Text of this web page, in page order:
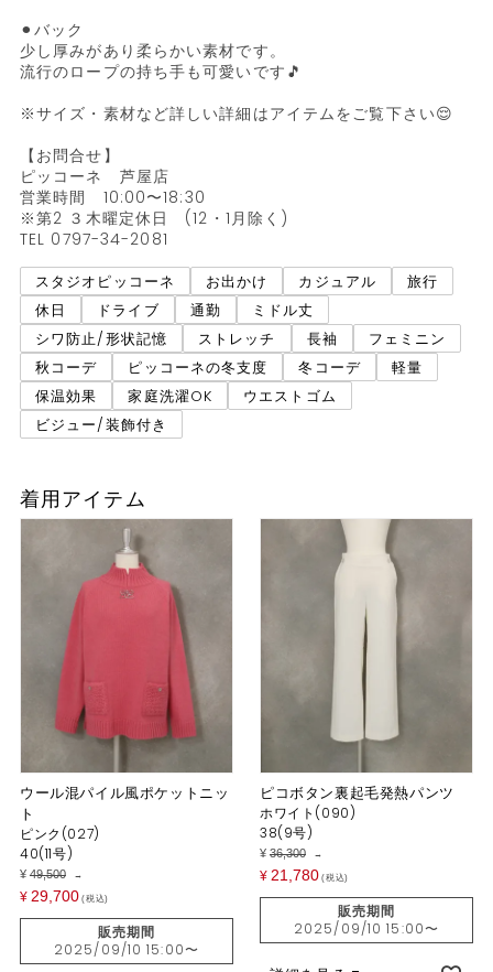
⚫︎バック
少し厚みがあり柔らかい素材です。
流行のロープの持ち手も可愛いです🎵
※サイズ・素材など詳しい詳細はアイテムをご覧下さい😌
【お問合せ】
ピッコーネ　芦屋店
営業時間　10:00〜18:30
※第2 ３木曜定休日　(12・1月除く)
TEL 0797-34-2081
スタジオピッコーネ お出かけ カジュアル
旅行
休日
ドライブ 通勤
ミドル丈
シワ防止/形状記憶
ストレッチ 長袖
フェミニン
秋コーデ
ピッコーネの冬支度 冬コーデ
軽量
保温効果
家庭洗濯OK
ウエストゴム
ビジュー/装飾付き
着用アイテム
ウール混パイル風ポケットニッ
ト
40(11号)
ピンク(027)
¥ 49,500 →
¥ 29,700 税込
販売期間
2025/09/10 15:00〜
ピコボタン裏起毛発熱パンツ
38(9号)
ホワイト(090)
¥ 36,300 →
¥ 21,780 税込
販売期間
2025/09/10 15:00〜